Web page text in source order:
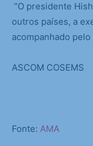
“O presidente
outros países, a
acompanhado
ASCOM COSEMS
Fonte: AMA